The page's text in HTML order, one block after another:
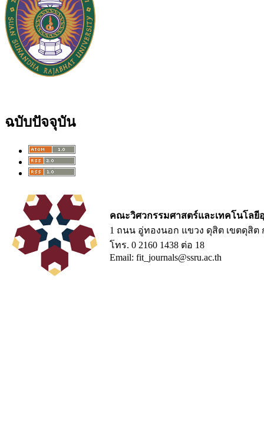
ฉบับปัจจุบัน
คณะวิศวกรรมศาสตร์และเทคโนโล
1 ถนน อู่ทองนอก แขวง ดุสิต เขตดุสิต
โทร. 0 2160 1438 ต่อ 18
Email: fit_journals@ssru.ac.th